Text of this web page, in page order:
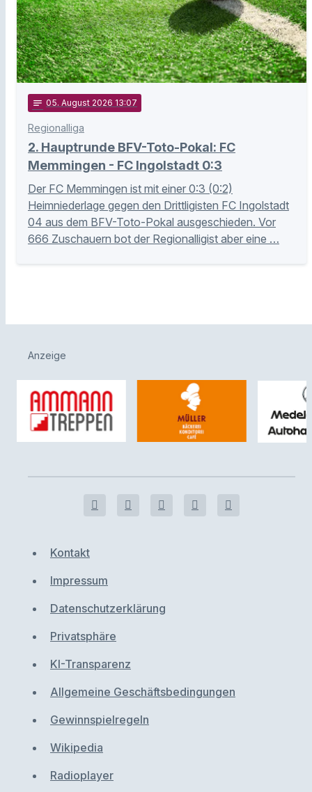
notes 05. August 2026 13:07
Regionalliga
2. Hauptrunde BFV-Toto-Pokal: FC
Memmingen - FC Ingolstadt 0:3
Der FC Memmingen ist mit einer 0:3 (0:2)
Heimniederlage gegen den Drittligisten FC Ingolstadt
04 aus dem BFV-Toto-Pokal ausgeschieden. Vor
666 Zuschauern bot der Regionalligist aber eine …
Anzeige
Kontakt
Impressum
Datenschutzerklärung
Privatsphäre
KI-Transparenz
Allgemeine Geschäftsbedingungen
Gewinnspielregeln
Wikipedia
Radioplayer